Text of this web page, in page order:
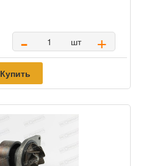
- шт +
Купить